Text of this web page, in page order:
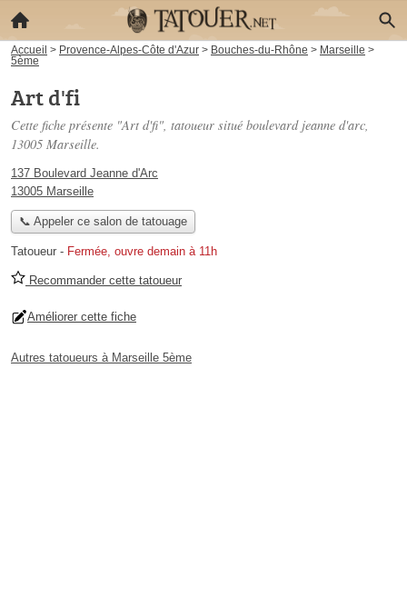
Accueil > Provence-Alpes-Côte d'Azur > Bouches-du-Rhône > Marseille >
5ème
Art d'fi
Cette fiche présente "Art d'fi", tatoueur situé boulevard jeanne d'arc,
13005 Marseille.
137 Boulevard Jeanne d'Arc
13005 Marseille
📞 Appeler ce salon de tatouage
Tatoueur - Fermée, ouvre demain à 11h
Recommander cette tatoueur
Améliorer cette fiche
Autres tatoueurs à Marseille 5ème